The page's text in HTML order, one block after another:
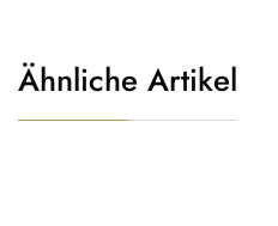
Ähnliche Artikel